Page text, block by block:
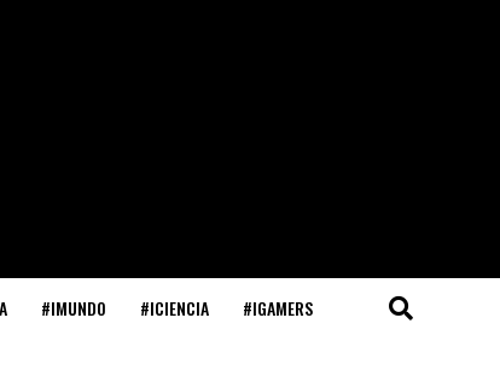
#IMUNDO #ICIENCIA #IGAMERS